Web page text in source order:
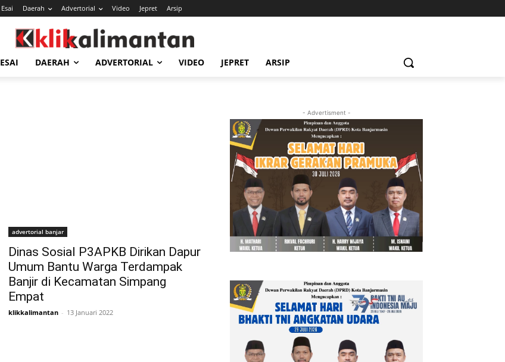
Esai Daerah Advertorial Video Jepret Arsip
ESAI DAERAH ADVERTORIAL VIDEO JEPRET ARSIP
advertorial banjar
Dinas Sosial P3APKB Dirikan Dapur
Umum Bantu Warga Terdampak
Banjir di Kecamatan Simpang
Empat
klikkalimantan - 13 Januari 2022
- Advertisment -